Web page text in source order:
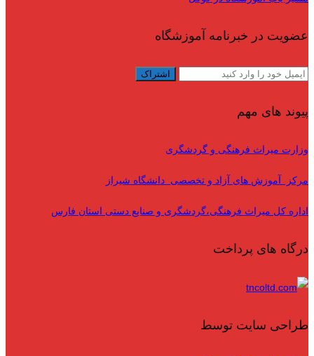
عضویت در خبرنامه آموزشگاه
پیوند های مهم
وزارت میراث فرهنگی و گردشگری
مرکز آموزش های آزاد و تخصصی دانشگاه شیراز
اداره کل میراث فرهنگی،گردشگری و صنایع دستی استان فارس
درگاه های پرداخت
طراحی سایت توسط